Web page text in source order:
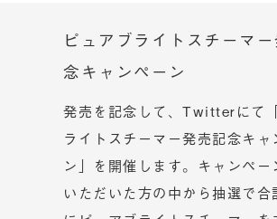
ピュアブライトスチーマ
念キャンペーン
発売を記念して、Twitterにて
ライトスチーマー発売記念キャ
ン」を開催します。キャンペー
いただいた方の中から抽選で合